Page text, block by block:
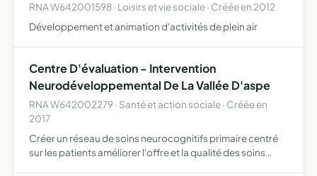
RNA W642001598 · Loisirs et vie sociale · Créée en 2012
Développement et animation d'activités de plein air
Centre D'évaluation - Intervention
Neurodéveloppemental De La Vallée D'aspe
RNA W642002279 · Santé et action sociale · Créée en
2017
Créer un réseau de soins neurocognitifs primaire centré
sur les patients améliorer l'offre et la qualité des soins